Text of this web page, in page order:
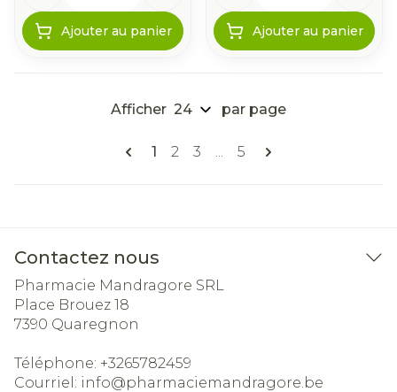
Ajouter au panier Ajouter au panier
Pages
Vous lisez actuellement la page
1 Page
2 Page
3 ... Page
5
Afficher par page
Contactez nous
Pharmacie Mandragore SRL
Place Brouez 18
7390 Quaregnon
Téléphone: +3265782459
Courriel: info@pharmaciemandragore.be